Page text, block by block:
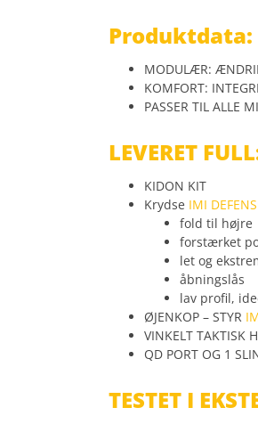
Produktdata:
MODULÆR:
KOMFORT:
PASSER TIL ALLE
LEVERET
KIDON KIT
Krydse IMI
fold til højre
forstærket
let og
åbningslås
lav profil,
ØJENKOP – STYR
VINKELT TAKTISK
QD PORT OG 1
TESTET I